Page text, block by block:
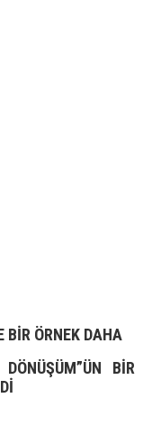
BİR ÖRNEK DAHA
BİR